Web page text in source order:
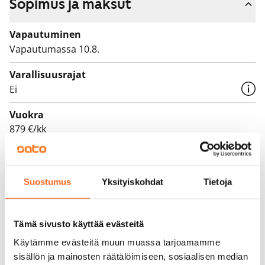
Suostumus Yksityiskohdat Tietoja
Tämä sivusto käyttää evästeitä
Käytämme evästeitä muun muassa tarjoamamme
sisällön ja mainosten räätälöimiseen, sosiaalisen median
Sopimus ja maksut
Vapautuminen
Vapautumassa 10.8.
Varallisuusrajat
Ei
Vuokra
879 €/kk
Vuokravakuus
0 €, (yrityksille min. 1 kk vuokra)
12 kk
Irtisanomis­mahdollisuus